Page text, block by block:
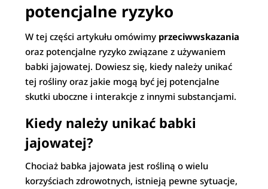
potencjalne ryzyko
W tej części artykułu omówimy przeciwwskazania
oraz potencjalne ryzyko związane z używaniem
babki jajowatej. Dowiesz się, kiedy należy unikać
tej rośliny oraz jakie mogą być jej potencjalne
skutki uboczne i interakcje z innymi substancjami.
Kiedy należy unikać babki
jajowatej?
Chociaż babka jajowata jest rośliną o wielu
korzyściach zdrowotnych, istnieją pewne sytuacje,